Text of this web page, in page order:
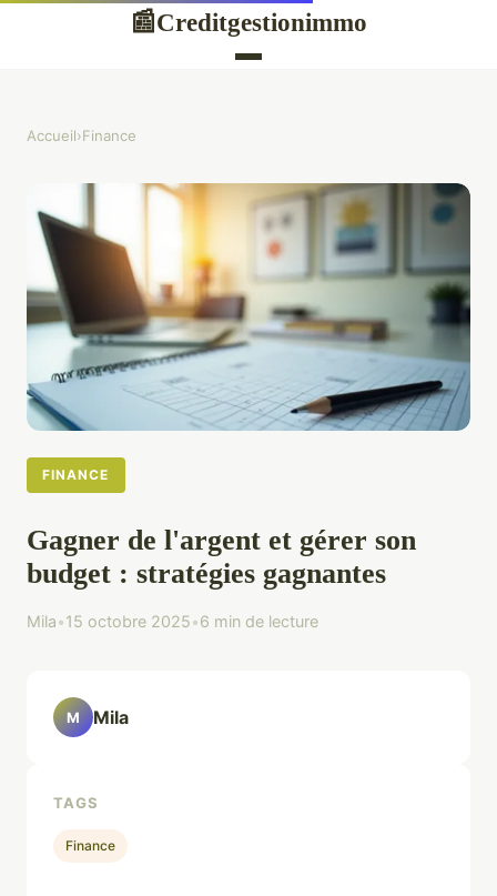
📰Creditgestionimmo
Accueil›Finance
FINANCE
Gagner de l'argent et gérer son
budget : stratégies gagnantes
Mila•15 octobre 2025•6 min de lecture
M Mila
TAGS
Finance